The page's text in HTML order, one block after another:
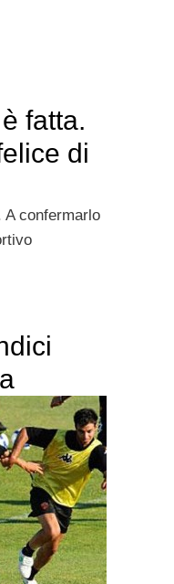
fatta.
di
A confermarlo